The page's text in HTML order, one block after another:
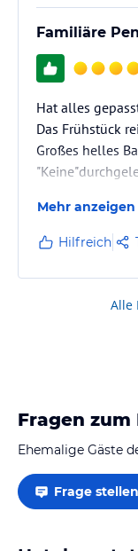
Familiäre
Hat alles
Das Frühstück
Großes helles
Mehr anzeigen
Hilfreich
Alle
Fragen zum
Ehemalige Gäste
Frage stellen